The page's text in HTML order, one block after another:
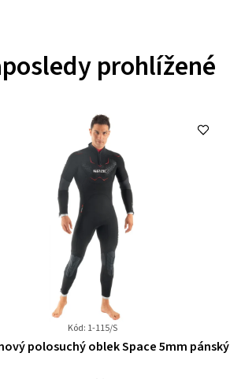
prohlížené
Kód: 1-115/S
Průměrné
polosuchý oblek Space 5mm pánský